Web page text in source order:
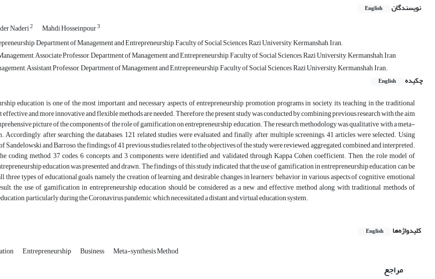
نویسندگان English
Naderi2 Mahdi Hosseinpour3
Department of Management and Entrepreneurship, Faculty of Social Sciences, Razi University, Kermanshah, Iran.
Associate Professor, Department of Management and Entrepreneurship, Faculty of Social Sciences, Razi University, Kermanshah, Iran
Assistant Professor, Department of Management and Entrepreneurship, Faculty of Social Sciences, Razi University, Kermanshah, Iran.
چکیده
English
education is one of the most important and necessary aspects of entrepreneurship promotion programs in society, its teaching in the traditional
effective and more innovative and flexible methods are needed. Therefore, the present study was conducted by combining previous research with the aim
picture of the components of the role of gamification on entrepreneurship education. The research methodology was qualitative with a meta-
Accordingly, after searching the databases, 121 related studies were evaluated and finally, after multiple screenings, 41 articles were selected. Using
Sandelowski and Barroso, the findings of 41 previous studies related to the objectives of the study were reviewed, aggregated, combined and interpreted.
coding method, 37 codes, 6 concepts and 3 components were identified and validated through Kappa Cohen coefficient. Then, the role model of
education was presented and drawn. The findings of this study indicated that the use of gamification in entrepreneurship education can be
three types of educational goals, namely the creation of learning and desirable changes in learners' behavior in various aspects of cognitive, emotional
the use of gamification in entrepreneurship education should be considered as a new and effective method along with traditional methods of
particularly during the Coronavirus pandemic, which necessitated a distant and virtual education system.
کلیدواژه‌ها English
Entrepreneurship Business Meta-synthesis Method
مراجع